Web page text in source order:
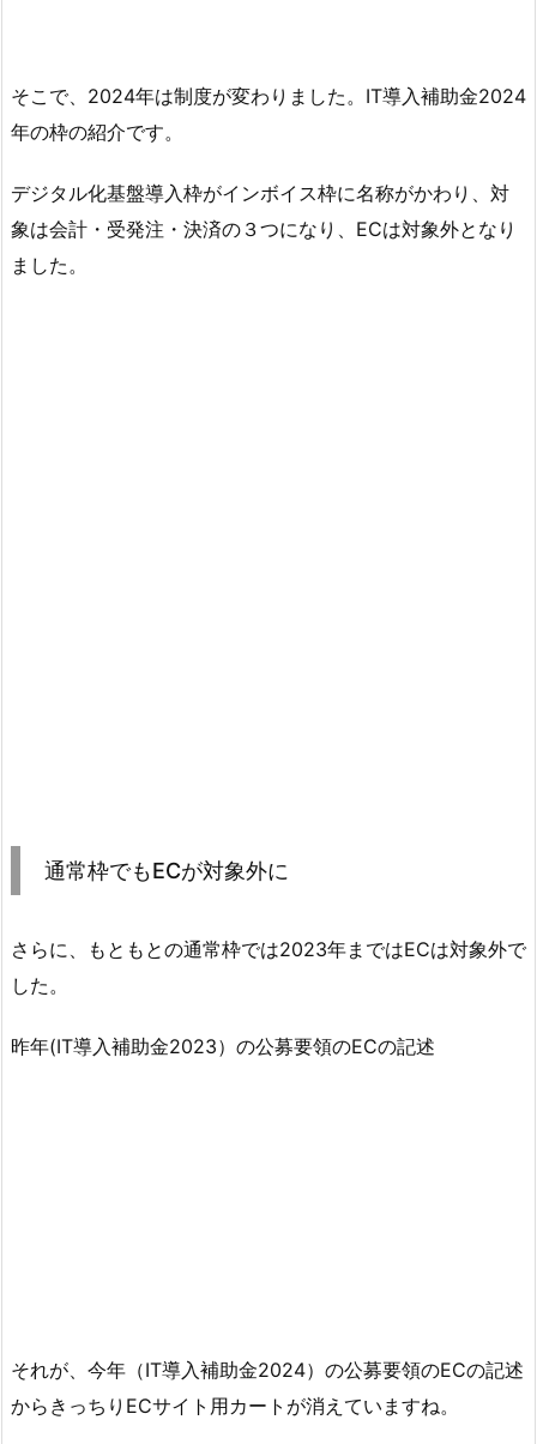
そこで、2024年は制度が変わりました。IT導入補助金2024
年の枠の紹介です。
デジタル化基盤導入枠がインボイス枠に名称がかわり、対
象は会計・受発注・決済の３つになり、ECは対象外となり
ました。
通常枠でもECが対象外に
さらに、もともとの通常枠では2023年まではECは対象外で
した。
昨年(IT導入補助金2023）の公募要領のECの記述
それが、今年（IT導入補助金2024）の公募要領のECの記述
からきっちりECサイト用カートが消えていますね。